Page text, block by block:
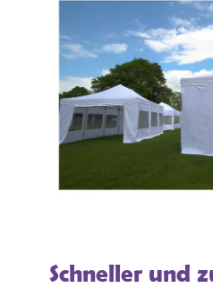
Schneller und